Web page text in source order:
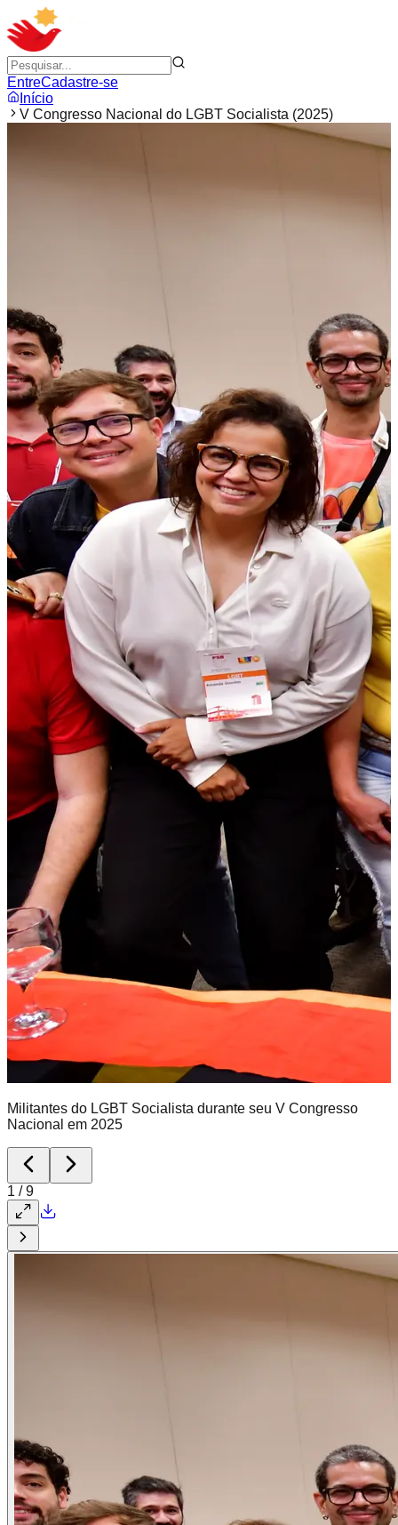
EntreCadastre-se
Início
V Congresso Nacional do LGBT Socialista (2025)
Militantes do LGBT Socialista durante seu V Congresso
Nacional em 2025
1 / 9